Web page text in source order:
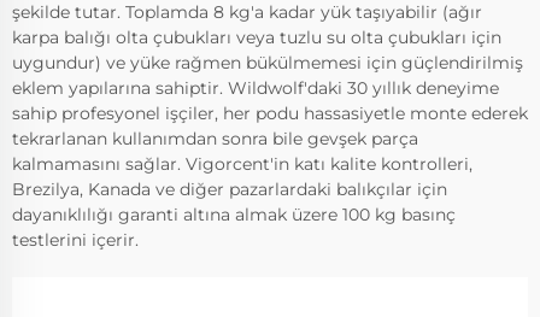
şekilde tutar. Toplamda 8 kg'a kadar yük taşıyabilir (ağır
karpa balığı olta çubukları veya tuzlu su olta çubukları için
uygundur) ve yüke rağmen bükülmemesi için güçlendirilmiş
eklem yapılarına sahiptir. Wildwolf'daki 30 yıllık deneyime
sahip profesyonel işçiler, her podu hassasiyetle monte ederek
tekrarlanan kullanımdan sonra bile gevşek parça
kalmamasını sağlar. Vigorcent'in katı kalite kontrolleri,
Brezilya, Kanada ve diğer pazarlardaki balıkçılar için
dayanıklılığı garanti altına almak üzere 100 kg basınç
testlerini içerir.